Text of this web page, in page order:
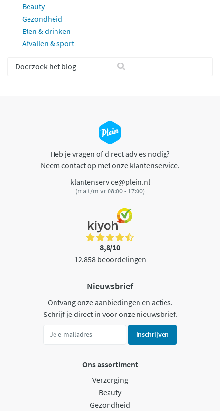
Beauty
Gezondheid
Eten & drinken
Afvallen & sport
Heb je vragen of direct advies nodig?
Neem contact op met onze klantenservice.
klantenservice@plein.nl
(ma t/m vr 08:00 - 17:00)
8,8/10
12.858 beoordelingen
Nieuwsbrief
Ontvang onze aanbiedingen en acties.
Schrijf je direct in voor onze nieuwsbrief.
Inschrijven
Ons assortiment
Verzorging
Beauty
Gezondheid